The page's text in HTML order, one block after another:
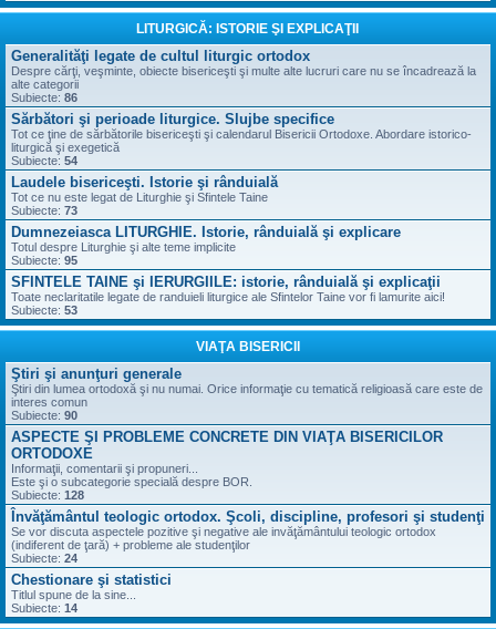
LITURGICĂ: ISTORIE ŞI EXPLICAŢII
Generalităţi legate de cultul liturgic ortodox
Despre cărţi, veşminte, obiecte bisericeşti şi multe alte lucruri care nu se încadrează la
alte categorii
Subiecte: 86
Sărbători şi perioade liturgice. Slujbe specifice
Tot ce ţine de sărbătorile bisericeşti şi calendarul Bisericii Ortodoxe. Abordare istorico-
liturgică şi exegetică
Subiecte: 54
Laudele bisericeşti. Istorie şi rânduială
Tot ce nu este legat de Liturghie şi Sfintele Taine
Subiecte: 73
Dumnezeiasca LITURGHIE. Istorie, rânduială şi explicare
Totul despre Liturghie şi alte teme implicite
Subiecte: 95
SFINTELE TAINE şi IERURGIILE: istorie, rânduială şi explicaţii
Toate neclaritatile legate de randuieli liturgice ale Sfintelor Taine vor fi lamurite aici!
Subiecte: 53
VIAŢA BISERICII
Ştiri şi anunţuri generale
Ştiri din lumea ortodoxă şi nu numai. Orice informaţie cu tematică religioasă care este de
interes comun
Subiecte: 90
ASPECTE ŞI PROBLEME CONCRETE DIN VIAŢA BISERICILOR
ORTODOXE
Informaţii, comentarii şi propuneri...
Este şi o subcategorie specială despre BOR.
Subiecte: 128
Învăţământul teologic ortodox. Şcoli, discipline, profesori şi studenţi
Se vor discuta aspectele pozitive şi negative ale invăţământului teologic ortodox
(indiferent de ţară) + probleme ale studenţilor
Subiecte: 24
Chestionare şi statistici
Titlul spune de la sine...
Subiecte: 14